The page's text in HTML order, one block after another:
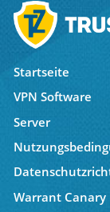
Startseite
VPN Software
Server
Warrant Canary